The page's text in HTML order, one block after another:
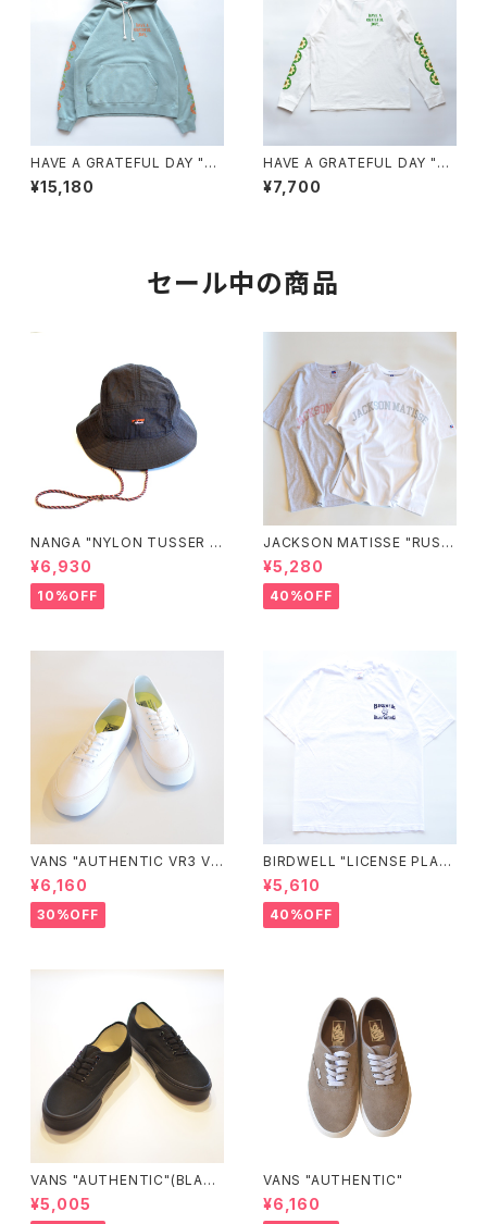
HAVE A GRATEFUL DAY "H
OODIE SWEATSHIRT -SF G
RASS"
¥15,180
HAVE A GRATEFUL DAY "L/
S T-SHIRT -HELIOTROPIS
M"
¥7,700
セール中の商品
NANGA "NYLON TUSSER S
UNSHADE HAT"
¥6,930
10%OFF
JACKSON MATISSE "RUSS
ELL ATHLETIC×JM Logo T
ee"
¥5,280
40%OFF
VANS "AUTHENTIC VR3 VN
0005UDTBD"
¥6,160
30%OFF
BIRDWELL "LICENSE PLAT
E TEE"
¥5,610
40%OFF
VANS "AUTHENTIC"(BLAC
K/BLACK)
¥5,005
VANS "AUTHENTIC"
¥6,160